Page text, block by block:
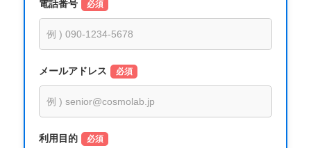
電話番号 必須
メールアドレス 必須
利用目的 必須